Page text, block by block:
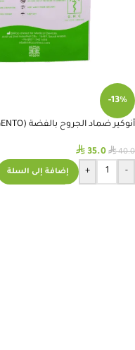
-13%
أنوكير ضماد الجروح بالفضة (ARGENTO) 30×3سم
⃁40.0
⃁ 35.0
-
+ إضافة إلى السلة